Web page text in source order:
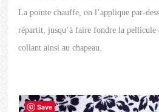
La pointe chauffe, on l’applique par-
répartit, jusqu’à faire fondre la pellicule
collant ainsi au chapeau.
Save